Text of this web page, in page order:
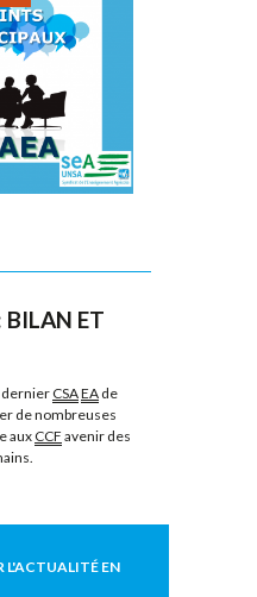
BILAN ET
dernier CSAEA de
de nombreuses
aux CCF avenir des
L'ACTUALITÉ EN